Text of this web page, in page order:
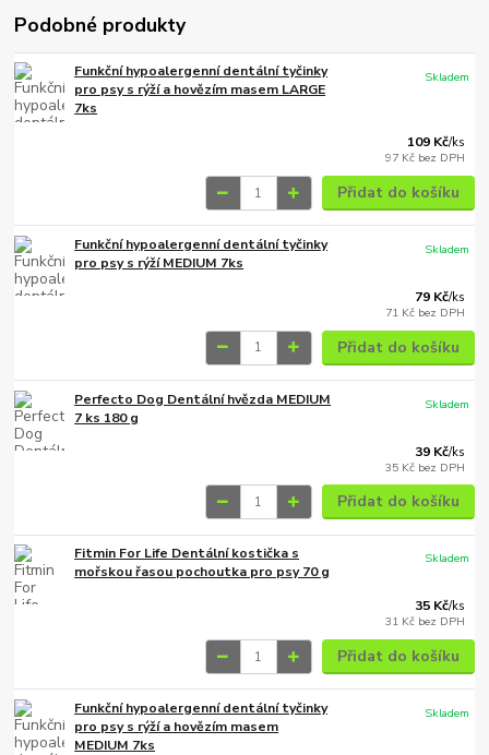
Podobné produkty
Funkční hypoalergenní dentální tyčinky
pro psy s rýží a hovězím masem LARGE
7ks
109 Kč/ks
97 Kč bez DPH
Skladem
Přidat do košíku
Funkční hypoalergenní dentální tyčinky
pro psy s rýží MEDIUM 7ks
79 Kč/ks
71 Kč bez DPH
Skladem
Přidat do košíku
Perfecto Dog Dentální hvězda MEDIUM
7 ks 180 g
39 Kč/ks
35 Kč bez DPH
Skladem
Přidat do košíku
Fitmin For Life Dentální kostička s
mořskou řasou pochoutka pro psy 70 g
35 Kč/ks
31 Kč bez DPH
Skladem
Přidat do košíku
Funkční hypoalergenní dentální tyčinky
pro psy s rýží a hovězím masem
MEDIUM 7ks
Skladem